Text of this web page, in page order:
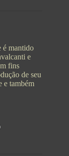
é mantido
e
fins
de seu
e também